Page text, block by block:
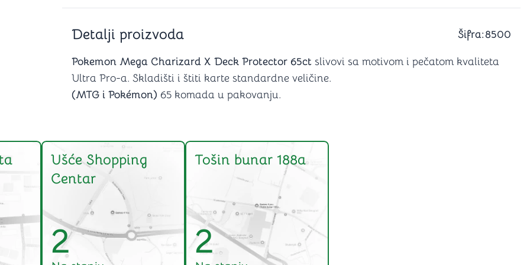
Šah
4 u 1 igre
Backgammon (Tavla)
Podloge za igranje
Hanayama
Kocke
Ostale mozgalice
Stripovi
Detalji proizvoda Šifra:8500
Pokemon Mega Charizard X Deck Protector 65ct slivovi sa motivom i pečatom kvaliteta
Ultra Pro-a. Skladišti i štiti karte standardne veličine.
(MTG i Pokémon) 65 komada u pakovanju.
Ušće Shopping
Centar
2
Tošin bunar 188a
2